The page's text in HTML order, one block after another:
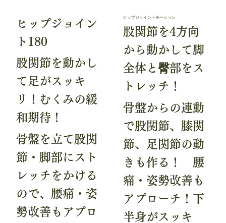
ヒップジョイン
ト180
股関節を動かし
て足がスッキ
リ！むくみの緩
和期待！
骨盤を立て股関
節・脚部にスト
レッチをかける
ので、腰痛・姿
勢改善もアプロ
ヒップジョイントモーション
股関節を4方向
から動かして脚
全体と臀部をス
トレッチ！
骨盤からの連動
で股関節、膝関
節、足関節の動
きも作る！ 腰
痛・姿勢改善も
アプローチ！下
半身がスッキ